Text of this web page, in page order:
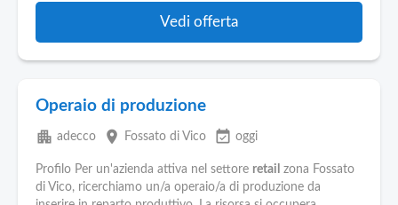
Vedi offerta
Operaio di produzione
apartment adecco place Fossato di Vico event_available oggi
Profilo Per un'azienda attiva nel settore retail zona Fossato
di Vico, ricerchiamo un/a operaio/a di produzione da